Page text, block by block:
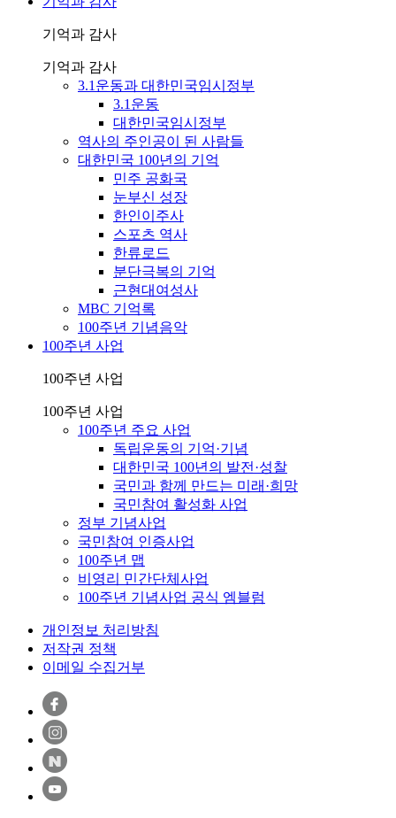
기억과 감사
기억과 감사
3.1운동과 대한민국임시정부
3.1운동
대한민국임시정부
역사의 주인공이 된 사람들
대한민국 100년의 기억
민주 공화국
눈부신 성장
한인이주사
스포츠 역사
한류로드
분단극복의 기억
근현대여성사
MBC 기억록
100주년 기념음악
100주년 사업
100주년 사업
100주년 사업
100주년 주요 사업
독립운동의 기억·기념
대한민국 100년의 발전·성찰
국민과 함께 만드는 미래·희망
국민참여 활성화 사업
정부 기념사업
국민참여 인증사업
100주년 맵
비영리 민간단체사업
100주년 기념사업 공식 엠블럼
개인정보 처리방침
저작권 정책
이메일 수집거부